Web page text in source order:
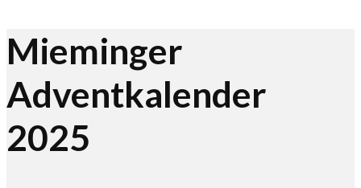
Mieminger
Adventkalender
2025